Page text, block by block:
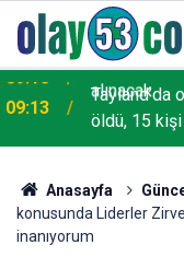
09:13
Tayland’da
öldü, 15 kişi
Anasayfa
konusunda Liderler
inanıyorum